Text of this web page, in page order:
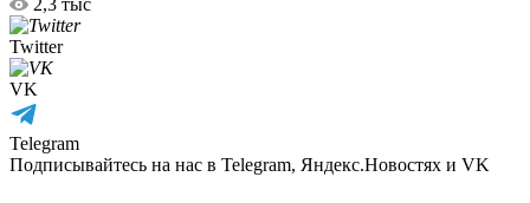
2,3 тыс
Twitter
VK
Telegram
Подписывайтесь на нас в Telegram, Яндекс.Новостях и VK